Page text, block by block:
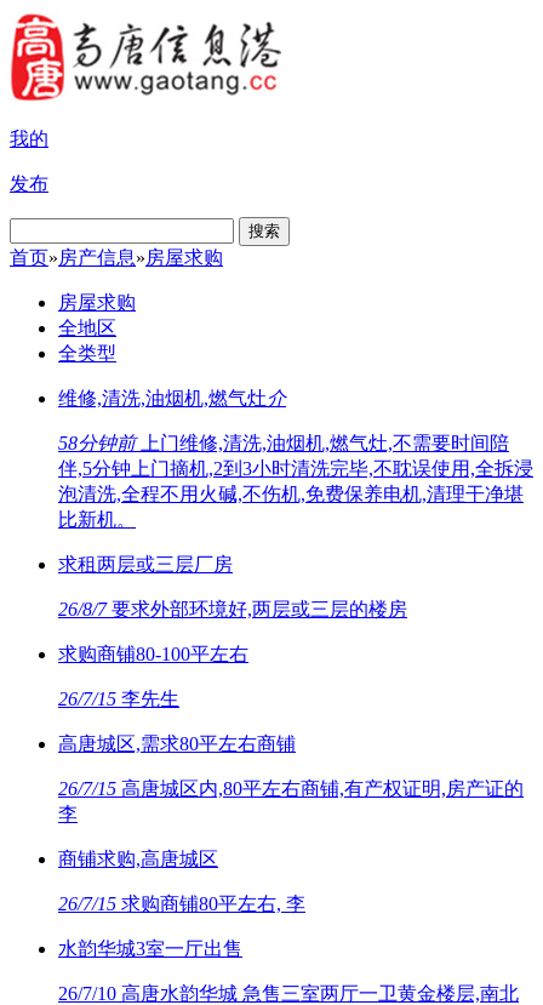
我的
发布
搜索
首页»房产信息»房屋求购
房屋求购
全地区
全类型
维修,清洗,油烟机,燃气灶介
58分钟前上门维修,清洗,油烟机,燃气灶,不需要时间陪
伴,5分钟上门摘机,2到3小时清洗完毕,不耽误使用,全拆浸
泡清洗,全程不用火碱,不伤机,免费保养电机,清理干净堪
比新机。
求租两层或三层厂房
26/8/7要求外部环境好,两层或三层的楼房
求购商铺80-100平左右
26/7/15 李先生
高唐城区,需求80平左右商铺
26/7/15 高唐城区内,80平左右商铺,有产权证明,房产证的
李
商铺求购,高唐城区
26/7/15 求购商铺80平左右, 李
水韵华城3室一厅出售
26/7/10 高唐水韵华城 急售三室两厅一卫黄金楼层,南北